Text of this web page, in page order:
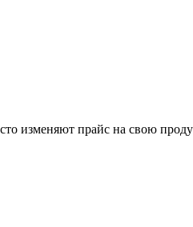
часто изменяют прайс